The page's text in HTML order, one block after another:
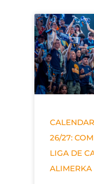
26/27:
LIGA DE
ALIMERKA